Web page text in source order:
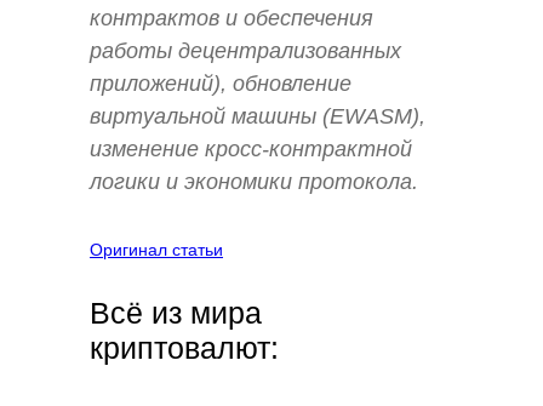
контрактов и обеспечения
работы децентрализованных
приложений), обновление
виртуальной машины (EWASM),
изменение кросс-контрактной
логики и экономики протокола.
Оригинал статьи
Всё из мира
криптовалют: